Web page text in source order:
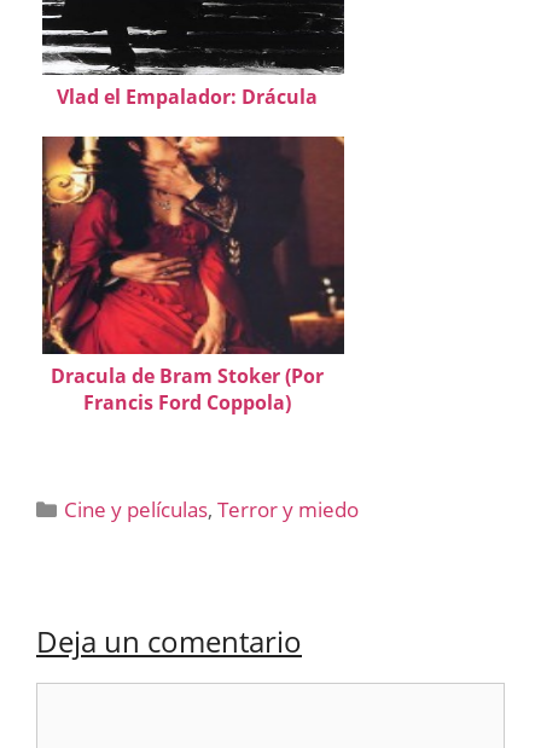
Vlad el Empalador: Drácula
Dracula de Bram Stoker (Por
Francis Ford Coppola)
Categorías
Cine y películas,Terror y miedo
Deja un comentario